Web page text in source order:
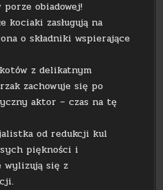
porze obiadowej!
kociaki zasługują na
o składniki wspierające
z delikatnym
zachowuje się po
aktor – czas na tę
od redukcji kul
piękności i
wylizują się z